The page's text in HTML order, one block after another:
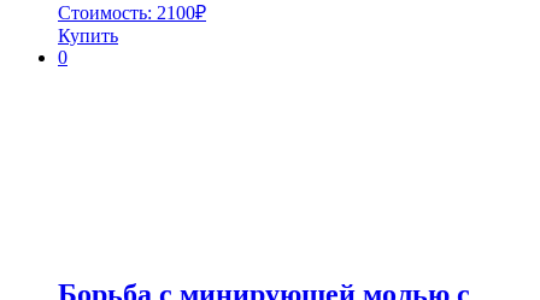
Стоимость: 2100₽
Купить
0
Борьба с минирующей молью с